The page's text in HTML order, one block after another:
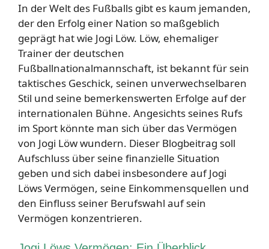
In der Welt des Fußballs gibt es kaum jemanden,
der den Erfolg einer Nation so maßgeblich
geprägt hat wie Jogi Löw. Löw, ehemaliger
Trainer der deutschen
Fußballnationalmannschaft, ist bekannt für sein
taktisches Geschick, seinen unverwechselbaren
Stil und seine bemerkenswerten Erfolge auf der
internationalen Bühne. Angesichts seines Rufs
im Sport könnte man sich über das Vermögen
von Jogi Löw wundern. Dieser Blogbeitrag soll
Aufschluss über seine finanzielle Situation
geben und sich dabei insbesondere auf Jogi
Löws Vermögen, seine Einkommensquellen und
den Einfluss seiner Berufswahl auf sein
Vermögen konzentrieren.